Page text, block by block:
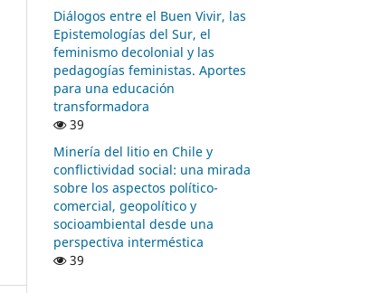
Diálogos entre el Buen Vivir, las
Epistemologías del Sur, el
feminismo decolonial y las
pedagogías feministas. Aportes
para una educación
transformadora
39
Minería del litio en Chile y
conflictividad social: una mirada
sobre los aspectos político-
comercial, geopolítico y
socioambiental desde una
perspectiva interméstica
39